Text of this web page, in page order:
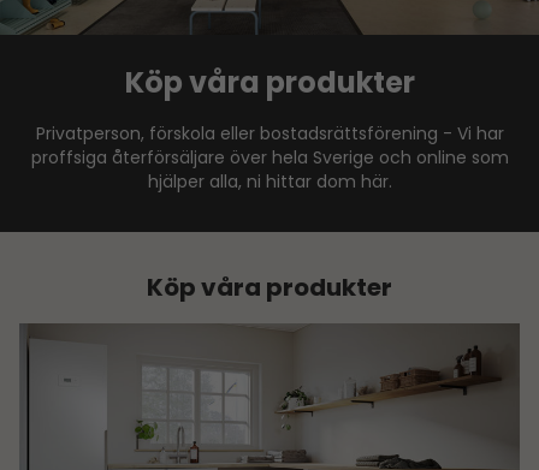
Köp våra produkter
Privatperson, förskola eller bostadsrättsförening - Vi har
proffsiga återförsäljare över hela Sverige och online som
hjälper alla, ni hittar dom här.
Köp våra produkter